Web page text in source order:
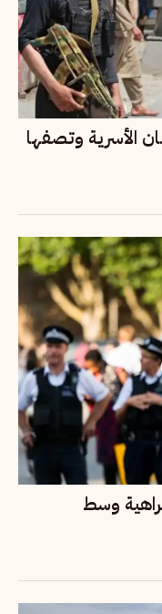
الأسرية وتصفها
وسط